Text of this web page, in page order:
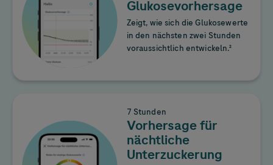
Glukosevorhersage
Zeigt, wie sich die Glukosewerte
in den nächsten zwei Stunden
voraussichtlich entwickeln.²
7 Stunden
Vorhersage für
nächtliche
Unterzuckerung